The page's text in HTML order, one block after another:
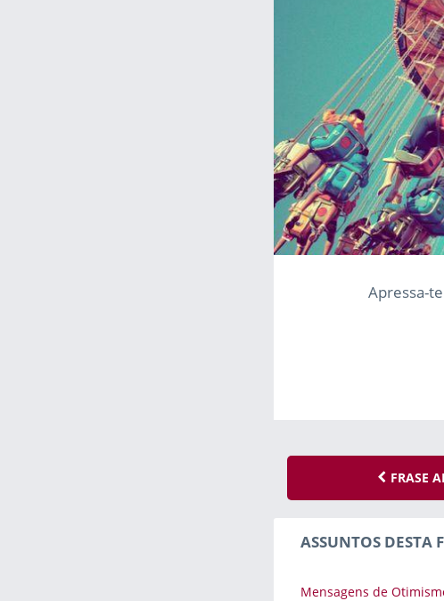
Apressa-
FRASE
ASSUNTOS DESTA
Mensagens de